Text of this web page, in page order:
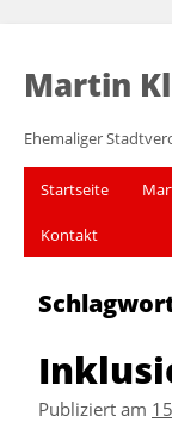
Martin
Ehemaliger
Startseite
Kontakt
Publiziert am